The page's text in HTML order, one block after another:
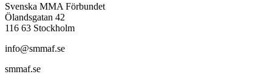
Svenska MMA Förbundet
Ölandsgatan 42
116 63 Stockholm
info@smmaf.se
smmaf.se